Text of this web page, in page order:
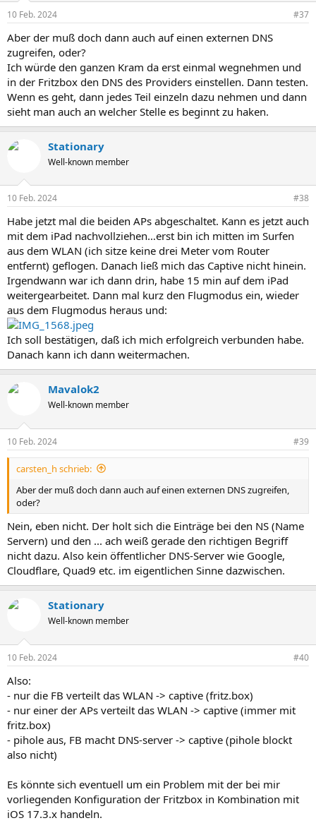
10 Feb. 2024 #37
Aber der muß doch dann auch auf einen externen DNS
zugreifen, oder?
Ich würde den ganzen Kram da erst einmal wegnehmen und
in der Fritzbox den DNS des Providers einstellen. Dann testen.
Wenn es geht, dann jedes Teil einzeln dazu nehmen und dann
sieht man auch an welcher Stelle es beginnt zu haken.
Stationary
Well-known member
10 Feb. 2024 #38
Habe jetzt mal die beiden APs abgeschaltet. Kann es jetzt auch
mit dem iPad nachvollziehen…erst bin ich mitten im Surfen
aus dem WLAN (ich sitze keine drei Meter vom Router
entfernt) geflogen. Danach ließ mich das Captive nicht hinein.
Irgendwann war ich dann drin, habe 15 min auf dem iPad
weitergearbeitet. Dann mal kurz den Flugmodus ein, wieder
aus dem Flugmodus heraus und:
Ich soll bestätigen, daß ich mich erfolgreich verbunden habe.
Danach kann ich dann weitermachen.
Mavalok2
Well-known member
10 Feb. 2024 #39
carsten_h schrieb:
Aber der muß doch dann auch auf einen externen DNS zugreifen,
oder?
Nein, eben nicht. Der holt sich die Einträge bei den NS (Name
Servern) und den ... ach weiß gerade den richtigen Begriff
nicht dazu. Also kein öffentlicher DNS-Server wie Google,
Cloudflare, Quad9 etc. im eigentlichen Sinne dazwischen.
Stationary
Well-known member
10 Feb. 2024 #40
Also:
- nur die FB verteilt das WLAN -> captive (fritz.box)
- nur einer der APs verteilt das WLAN -> captive (immer mit
fritz.box)
- pihole aus, FB macht DNS-server -> captive (pihole blockt
also nicht)
Es könnte sich eventuell um ein Problem mit der bei mir
vorliegenden Konfiguration der Fritzbox in Kombination mit
iOS 17.3.x handeln.